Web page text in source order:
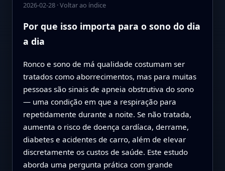
2026-02-28·Voltar ao índice
Por que isso importa para o sono do dia
a dia
Ronco e sono de má qualidade costumam ser
tratados como aborrecimentos, mas para muitas
pessoas são sinais de apneia obstrutiva do sono
— uma condição em que a respiração para
repetidamente durante a noite. Se não tratada,
aumenta o risco de doença cardíaca, derrame,
diabetes e acidentes de carro, além de elevar
discretamente os custos de saúde. Este estudo
aborda uma pergunta prática com grande